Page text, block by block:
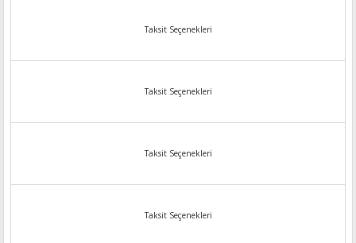
Taksit Seçenekleri
Taksit Seçenekleri
Taksit Seçenekleri
Taksit Seçenekleri